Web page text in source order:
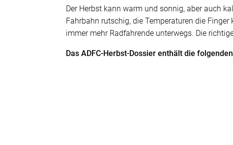
Der Herbst kann warm und sonnig, aber auch
Fahrbahn rutschig, die Temperaturen die
immer mehr Radfahrende unterwegs. Die
Das ADFC-Herbst-Dossier enthält die